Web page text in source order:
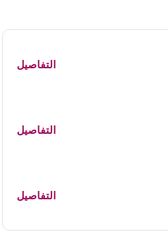
التفاصيل
التفاصيل
التفاصيل